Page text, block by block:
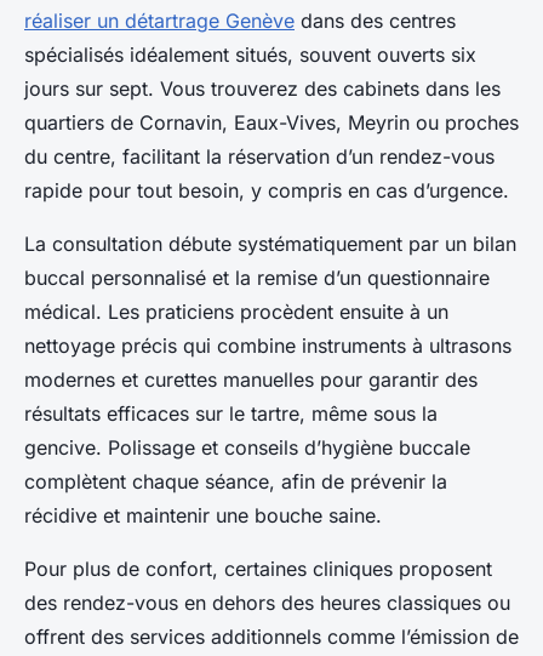
réaliser un détartrage Genève dans des centres
spécialisés idéalement situés, souvent ouverts six
jours sur sept. Vous trouverez des cabinets dans les
quartiers de Cornavin, Eaux-Vives, Meyrin ou proches
du centre, facilitant la réservation d’un rendez-vous
rapide pour tout besoin, y compris en cas d’urgence.
La consultation débute systématiquement par un bilan
buccal personnalisé et la remise d’un questionnaire
médical. Les praticiens procèdent ensuite à un
nettoyage précis qui combine instruments à ultrasons
modernes et curettes manuelles pour garantir des
résultats efficaces sur le tartre, même sous la
gencive. Polissage et conseils d’hygiène buccale
complètent chaque séance, afin de prévenir la
récidive et maintenir une bouche saine.
Pour plus de confort, certaines cliniques proposent
des rendez-vous en dehors des heures classiques ou
offrent des services additionnels comme l’émission de